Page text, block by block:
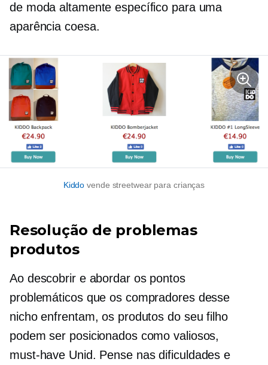
de moda altamente específico para uma
aparência coesa.
Kiddo vende streetwear para crianças
Resolução de problemas
produtos
Ao descobrir e abordar os pontos
problemáticos que os compradores desse
nicho enfrentam, os produtos do seu filho
podem ser posicionados como valiosos,
must-have Unid. Pense nas dificuldades e